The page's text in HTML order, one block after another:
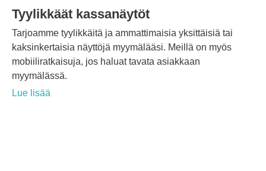
Tyylikkäät kassanäytöt
Tarjoamme tyylikkäitä ja ammattimaisia yksittäisiä tai
kaksinkertaisia näyttöjä myymälääsi. Meillä on myös
mobiiliratkaisuja, jos haluat tavata asiakkaan
myymälässä.
Lue lisää